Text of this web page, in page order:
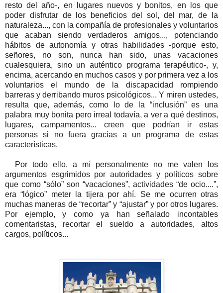
resto del año-, en lugares nuevos y bonitos, en los que
poder disfrutar de los beneficios del sol, del mar, de la
naturaleza..., con la compañía de profesionales y voluntarios
que acaban siendo verdaderos amigos..., potenciando
hábitos de autonomía y otras habilidades -porque esto,
señores, no son, nunca han sido, unas vacaciones
cualesquiera, sino un auténtico programa terapéutico-, y,
encima, acercando en muchos casos y por primera vez a los
voluntarios el mundo de la discapacidad rompiendo
barreras y derribando muros psicológicos... Y miren ustedes,
resulta que, además, como lo de la “inclusión” es una
palabra muy bonita pero irreal todavía, a ver a qué destinos,
lugares, campamentos... creen que podrían ir estas
personas si no fuera gracias a un programa de estas
características.
Por todo ello, a mí personalmente no me valen los
argumentos esgrimidos por autoridades y políticos sobre
que como “sólo” son “vacaciones”, actividades “de ocio....”,
era “lógico” meter la tijera por ahí. Se me ocurren otras
muchas maneras de “recortar” y “ajustar” y por otros lugares.
Por ejemplo, y como ya han señalado incontables
comentaristas, recortar el sueldo a autoridades, altos
cargos, políticos...